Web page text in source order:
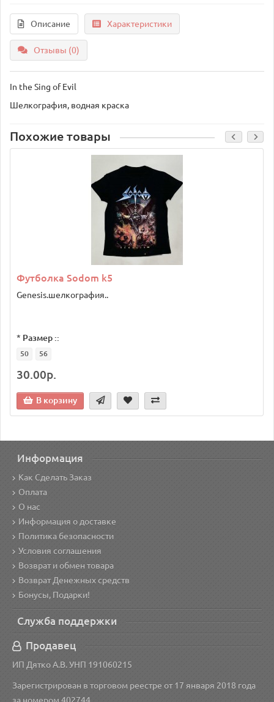
Описание Характеристики
Отзывы (0)
In the Sing of Evil
Шелкография, водная краска
Похожие товары
Футболка Sodom k5
Genesis.шелкография..
* Размер ::
50 56
30.00р.
В корзину
Информация
Как Сделать Заказ
Оплата
О нас
Информация о доставке
Политика безопасности
Условия соглашения
Возврат и обмен товара
Возврат Денежных средств
Бонусы, Подарки!
Служба поддержки
Продавец
ИП Дятко А.В. УНП 191060215
Зарегистрирован в торговом реестре от 17 января 2018 года